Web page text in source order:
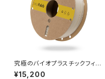
究極のバイオプラスチックフィラ
メント『allPHA』
¥15,200